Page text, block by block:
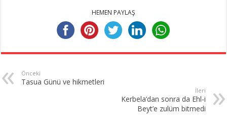
HEMEN PAYLAŞ
Önceki
Tasua Günü ve hikmetleri
İleri
Kerbela’dan sonra da Ehl-i
Beyt’e zulüm bitmedi